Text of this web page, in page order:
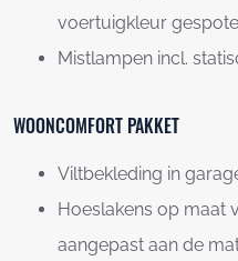
voertuigkleur
Mistlampen incl.
WOONCOMFORT PAKKET
Viltbekleding in
Hoeslakens op maat
aangepast aan de